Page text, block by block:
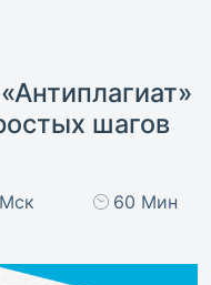
шагов
60 Мин